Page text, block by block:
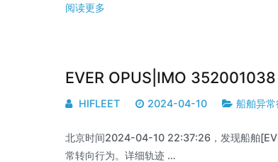
阅读更多
EVER OPUS|IMO
HIFLEET 2024-04-10 船舶异常
北京时间2024-04-10 22:37:26，发现船舶
常转向行为。详细轨迹 …